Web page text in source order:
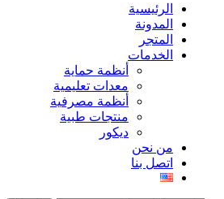
الرئيسية
المدونة
المتجر
الخدمات
أنظمة حماية
معدات تعليمية
أنظمة مصرفية
منتجات طبية
ديكور
من نحن
اتصل بنا